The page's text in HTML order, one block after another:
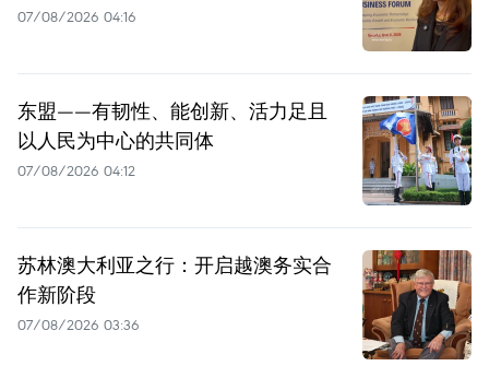
07/08/2026 04:16
东盟——有韧性、能创新、活力足且
以人民为中心的共同体
07/08/2026 04:12
苏林澳大利亚之行：开启越澳务实合
作新阶段
07/08/2026 03:36